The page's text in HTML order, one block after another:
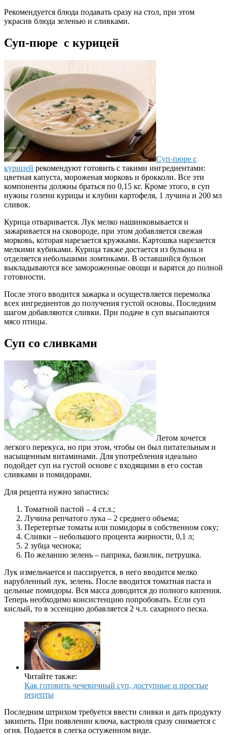
Рекомендуется блюда подавать сразу на стол, при этом
украсив блюда зеленью и сливками.
Суп-пюре с курицей
Суп-пюре с
курицей рекомендуют готовить с такими ингредиентами:
цветная капуста, мороженая морковь и брокколи. Все эти
компоненты должны браться по 0,15 кг. Кроме этого, в суп
нужны голени курицы и клубни картофеля, 1 лучина и 200 мл
сливок.
Курица отваривается. Лук мелко нашинковывается и
зажаривается на сковороде, при этом добавляется свежая
морковь, которая нарезается кружками. Картошка нарезается
мелкими кубиками. Курица также достается из бульона и
отделяется небольшими ломтиками. В оставшийся бульон
выкладываются все замороженные овощи и варятся до полной
готовности.
После этого вводится зажарка и осуществляется перемолка
всех ингредиентов до получения густой основы. Последним
шагом добавляются сливки. При подаче в суп высыпаются
мясо птицы.
Суп со сливками
Летом хочется
легкого перекуса, но при этом, чтобы он был питательным и
насыщенным витаминами. Для употребления идеально
подойдет суп на густой основе с входящими в его состав
сливками и помидорами.
Для рецепта нужно запастись:
Томатной пастой – 4 ст.л.;
Лучина репчатого лука – 2 среднего объема;
Перетертые томаты или помидоры в собственном соку;
Сливки – небольшого процента жирности, 0,1 л;
2 зубца чеснока;
По желанию зелень – паприка, базилик, петрушка.
Лук измельчается и пассируется, в него вводится мелко
нарубленный лук, зелень. После вводится томатная паста и
цельные помидоры. Вся масса доводится до полного кипения.
Теперь необходимо консистенцию попробовать. Если суп
кислый, то в эссенцию добавляется 2 ч.л. сахарного песка.
Читайте также:
Как готовить чечевичный суп, доступные и простые
рецепты
Последним штрихом требуется ввести сливки и дать продукту
закипеть. При появлении ключа, кастрюля сразу снимается с
огня. Подается в слегка остуженном виде.